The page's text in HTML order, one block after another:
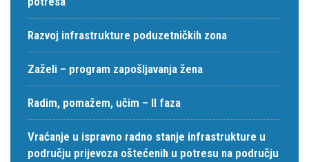
Razvoj infrastrukture poduzetničkih zona
Zaželi – program zapošljavanja žena
Radim, pomažem, učim – II faza
Vraćanje u ispravno radno stanje infrastrukture u
području prijevoza oštećenih u potresu na području